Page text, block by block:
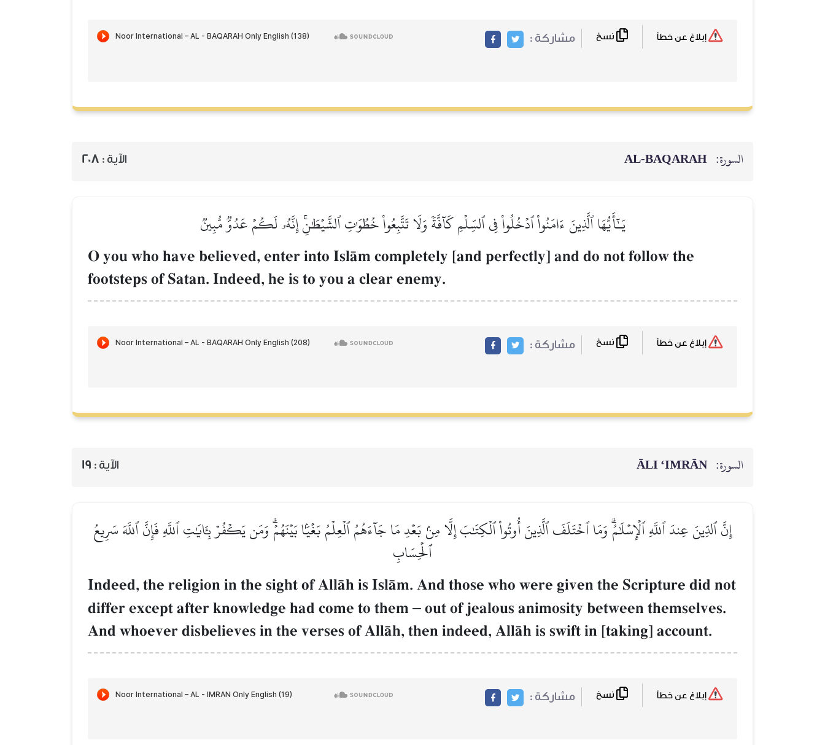
مشاركة :
السورة: AL‑BAQARAH الآية : 208
يَـٰٓأَيُّهَا ٱلَّذِينَ ءَامَنُواْ ٱدۡخُلُواْ فِي ٱلسِّلۡمِ كَآفَّةٗ وَلَا تَتَّبِعُواْ خُطُوَٰتِ ٱلشَّيۡطَٰنِۚ إِنَّهُۥ لَكُمۡ عَدُوّٞ مُّبِينٞ
O you who have believed, enter into IslŒm completely [and perfectly] and do not follow the
footsteps of Satan. Indeed, he is to you a clear enemy.
مشاركة :
السورة: ĀLI ‘IMRĀN الآية : 19
إِنَّ ٱلدِّينَ عِندَ ٱللَّهِ ٱلۡإِسۡلَٰمُۗ وَمَا ٱخۡتَلَفَ ٱلَّذِينَ أُوتُواْ ٱلۡكِتَٰبَ إِلَّا مِنۢ بَعۡدِ مَا جَآءَهُمُ ٱلۡعِلۡمُ بَغۡيَۢا بَيۡنَهُمۡۗ وَمَن يَكۡفُرۡ بِـَٔايَٰتِ ٱللَّهِ فَإِنَّ ٱللَّهَ سَرِيعُ
ٱلۡحِسَابِ
Indeed, the religion in the sight of AllŒh is IslŒm. And those who were given the Scripture did not
differ except after knowledge had come to them – out of jealous animosity between themselves.
And whoever disbelieves in the verses of AllŒh, then indeed, AllŒh is swift in [taking] account.
مشاركة :